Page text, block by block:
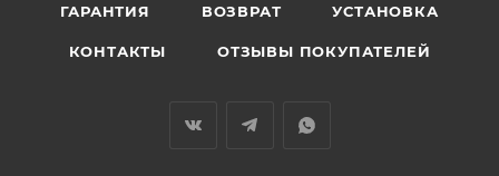
ГАРАНТИЯ ВОЗВРАТ УСТАНОВКА
КОНТАКТЫ ОТЗЫВЫ ПОКУПАТЕЛЕЙ